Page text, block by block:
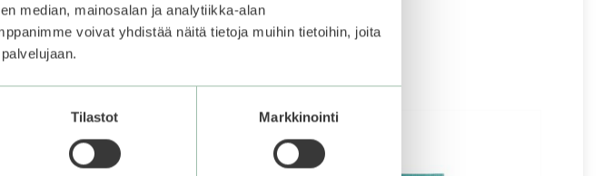
median, mainosalan ja analytiikka-alan
voivat yhdistää näitä tietoja muihin tietoihin, joita
Tilastot Markkinointi
pysyvyyden ja tuo kauniin kiillon kynsien päälle!